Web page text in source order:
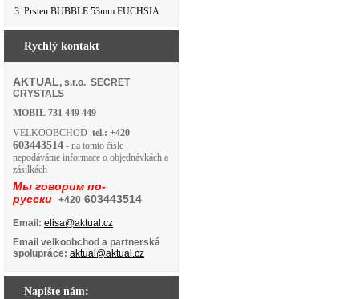
3. Prsten BUBBLE 53mm FUCHSIA
Rychlý kontakt
AKTUAL, s.r.o. SECRET
CRYSTALS
MOBIL 731 449 449
VELKOOBCHOD tel.: +420
603443514 - na tomto čísle
nepodáváme informace o objednávkách a
zásilkách
Мы говорим по-
русски +420 603443514
Email: elisa@aktual.cz
Email velkoobchod a partnerská
spolupráce: aktual@aktual.cz
Napište nám: